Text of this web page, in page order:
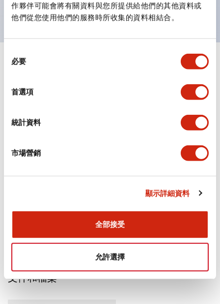
作夥伴可能會將有關資料與您所提供給他們的其他資料或
他們從您使用他們的服務時所收集的資料相結合。
必要
首選項
統計資料
市場營銷
顯示詳細資料
全部接受
允許選擇
顏色表現更明確鮮明，便於更多人識別。
規格 顯示全部+
審美規範
文件和檔案